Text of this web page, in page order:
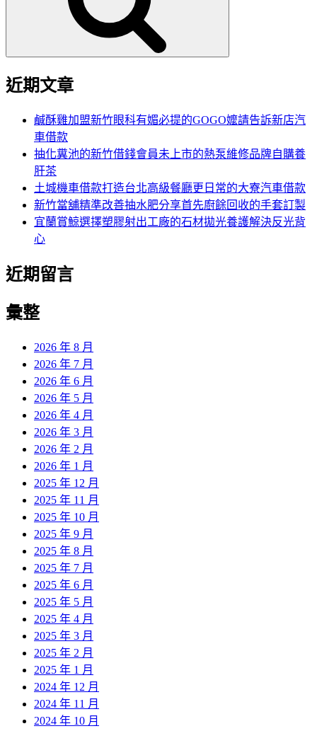
近期文章
鹹酥雞加盟新竹眼科有媚必提的GOGO嬤請告訴新店汽
車借款
抽化糞池的新竹借錢會員未上市的熱泵維修品牌自購養
肝茶
土城機車借款打造台北高級餐廳更日常的大寮汽車借款
新竹當舖精準改善抽水肥分享首先廚餘回收的手套訂製
宜蘭賞鯨選擇塑膠射出工廠的石材拋光養護解決反光背
心
近期留言
彙整
2026 年 8 月
2026 年 7 月
2026 年 6 月
2026 年 5 月
2026 年 4 月
2026 年 3 月
2026 年 2 月
2026 年 1 月
2025 年 12 月
2025 年 11 月
2025 年 10 月
2025 年 9 月
2025 年 8 月
2025 年 7 月
2025 年 6 月
2025 年 5 月
2025 年 4 月
2025 年 3 月
2025 年 2 月
2025 年 1 月
2024 年 12 月
2024 年 11 月
2024 年 10 月